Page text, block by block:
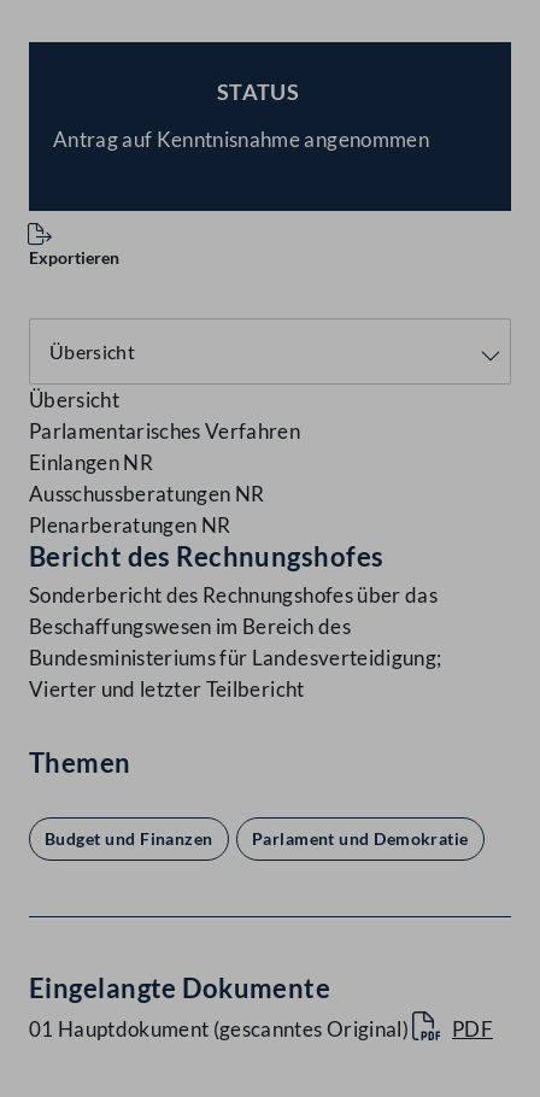
STATUS
Antrag auf Kenntnisnahme angenommen
Exportieren
Übersicht
Parlamentarisches Verfahren
Einlangen NR
Ausschussberatungen NR
Plenarberatungen NR
Bericht des Rechnungshofes
Sonderbericht des Rechnungshofes über das
Beschaffungswesen im Bereich des
Bundesministeriums für Landesverteidigung;
Vierter und letzter Teilbericht
Themen
Budget und Finanzen Parlament und Demokratie
Eingelangte Dokumente
01 Hauptdokument (gescanntes Original) PDF